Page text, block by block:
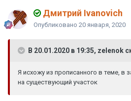
Дмитрий Ivanovich
Опубликовано 20 января, 2020
В 20.01.2020 в 19:35, zelenok
Я исхожу из прописанного в теме, в
на существующий участок